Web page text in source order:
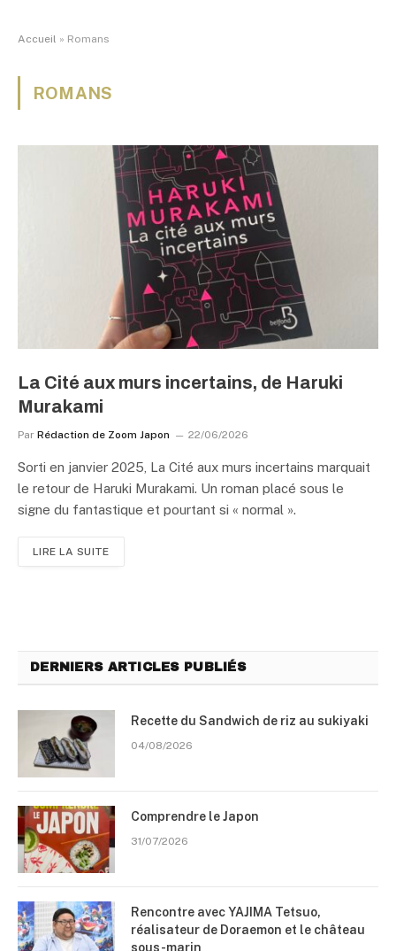
Accueil » Romans
ROMANS
La Cité aux murs incertains, de Haruki
Murakami
Par Rédaction de Zoom Japon 22/06/2026
Sorti en janvier 2025, La Cité aux murs incertains marquait
le retour de Haruki Murakami. Un roman placé sous le
signe du fantastique et pourtant si « normal ».
LIRE LA SUITE
DERNIERS ARTICLES PUBLIÉS
Recette du Sandwich de riz au sukiyaki
04/08/2026
Comprendre le Japon
31/07/2026
Rencontre avec YAJIMA Tetsuo,
réalisateur de Doraemon et le château
sous-marin